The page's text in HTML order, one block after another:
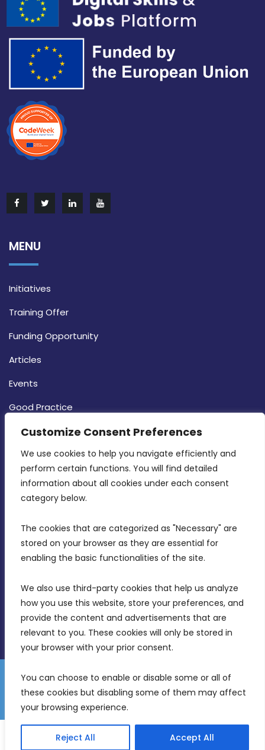
Customize Consent Preferences
We use cookies to help you navigate efficiently and
perform certain functions. You will find detailed
information about all cookies under each consent
category below.
The cookies that are categorized as "Necessary" are
stored on your browser as they are essential for
enabling the basic functionalities of the site.
We also use third-party cookies that help us analyze
how you use this website, store your preferences, and
provide the content and advertisements that are
relevant to you. These cookies will only be stored in
your browser with your prior consent.
You can choose to enable or disable some or all of
these cookies but disabling some of them may affect
your browsing experience.
Reject All Accept All
MENU
Initiatives
Training Offer
Funding Opportunity
Articles
Events
Good Practice
Strategy
CONTACT INFO
MDIA, Twenty20 Business Centre, Triq l-
Birkirkara, CBD 3050
(356) 21 828 800
Office Hours: 7AM - 4PM
Gender Equality Plan
Data Protection Policy
© 2026 Malta Digital Innovation. All Rights Reserved.
Malti